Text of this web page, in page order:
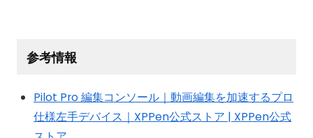
参考情報
Pilot Pro 編集コンソール｜動画編集を加速するプロ
仕様左手デバイス｜XPPen公式ストア | XPPen公式